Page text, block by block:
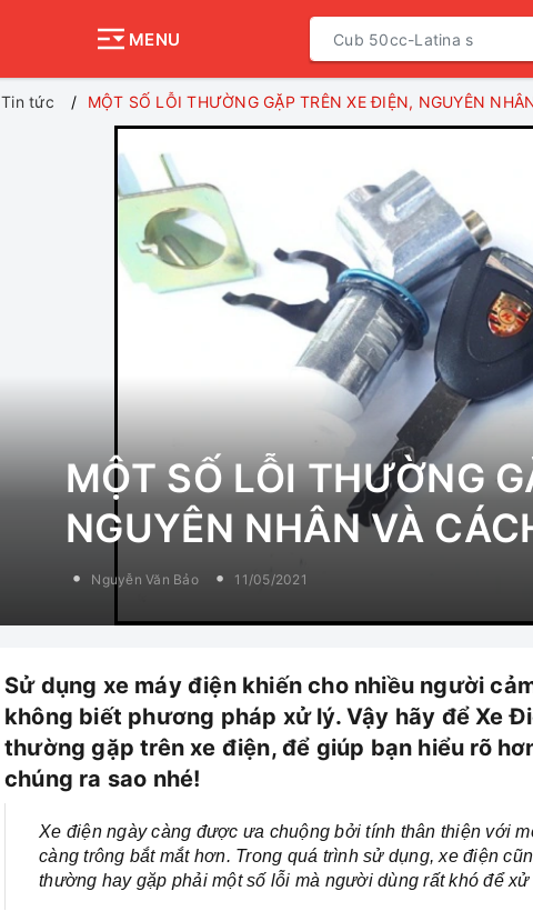
MENU
Tin tức MỘT SỐ LỖI THƯỜNG GẶP TRÊN XE ĐIỆN, NGUYÊN
MỘT SỐ LỖI THƯỜNG
NGUYÊN NHÂN VÀ
Nguyễn Văn Bảo 11/05/2021
Sử dụng xe máy điện khiến cho nhiều người
không biết phương pháp xử lý. Vậy hãy để Xe
thường gặp trên xe điện, để giúp bạn hiểu rõ
chúng ra sao nhé!
Xe điện ngày càng được ưa chuộng bởi tính thân thiện với
càng trông bắt mắt hơn. Trong quá trình sử dụng, xe điện
thường hay gặp phải một số lỗi mà người dùng rất khó để xử